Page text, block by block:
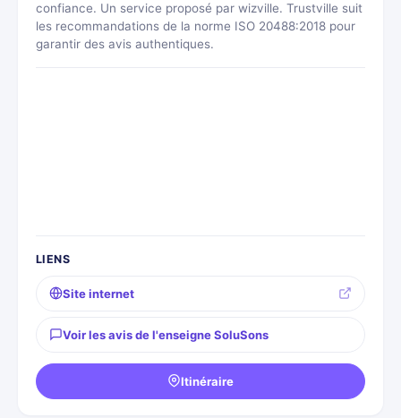
confiance. Un service proposé par wizville. Trustville suit
les recommandations de la norme ISO 20488:2018 pour
garantir des avis authentiques.
LIENS
Site internet
Voir les avis de l'enseigne SoluSons
Itinéraire